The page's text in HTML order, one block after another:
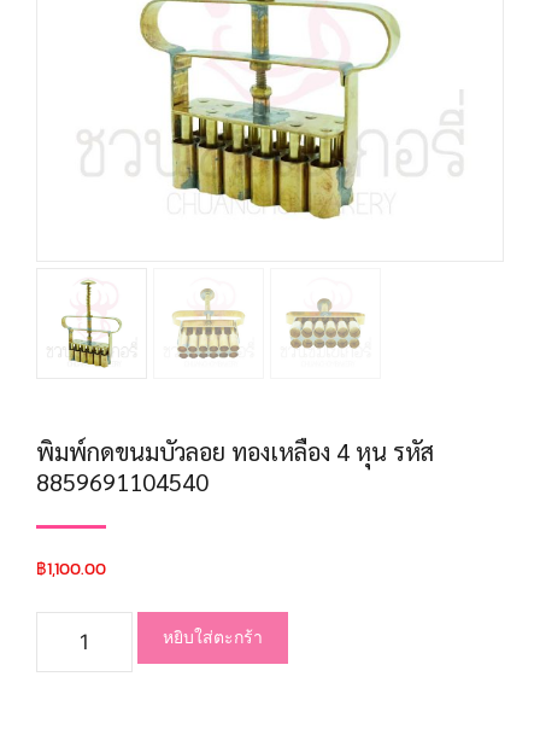
พิมพ์กดขนมบัวลอย ทองเหลือง 4 หุน รหัส
8859691104540
฿1,100.00
หยิบใส่ตะกร้า